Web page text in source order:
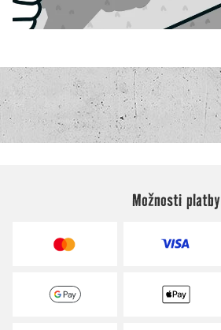
Možnosti platby